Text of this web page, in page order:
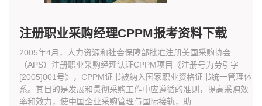
注册职业采购经理CPPM报考资料下载
2005年4月，人力资源和社会保障部批准注册美国采购协会
（APS）注册职业采购经理认证CPPM项目《注册号为劳引字
[2005]001号》，CPPM证书被纳入国家职业资格证书统一管理体
系。其目的是发展和贯彻采购工作中应遵循的准则，提高采购效
率和效力，使中国企业采购管理与国际接轨，助...